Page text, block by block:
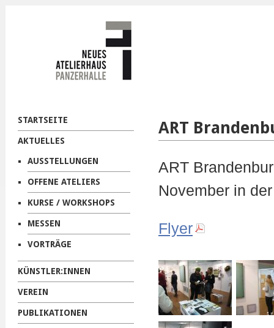
ART
ART
November in
Flyer
STARTSEITE
AKTUELLES
AUSSTELLUNGEN
OFFENE ATELIERS
KURSE / WORKSHOPS
MESSEN
VORTRÄGE
KÜNSTLER:INNEN
VEREIN
PUBLIKATIONEN